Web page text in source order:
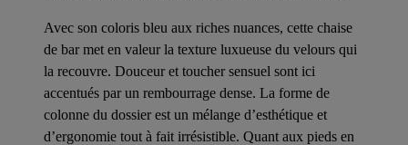
Avec son coloris bleu aux riches nuances, cette chaise
de bar met en valeur la texture luxueuse du velours qui
la recouvre. Douceur et toucher sensuel sont ici
accentués par un rembourrage dense. La forme de
colonne du dossier est un mélange d’esthétique et
d’ergonomie tout à fait irrésistible. Quant aux pieds en